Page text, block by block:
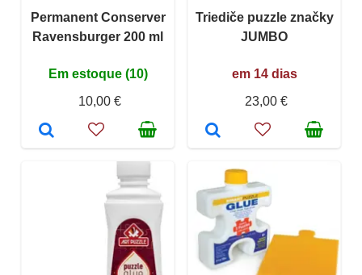
Permanent Conserver
Ravensburger 200 ml
Em estoque (10)
10,00 €
Triediče puzzle značky
JUMBO
em 14 dias
23,00 €